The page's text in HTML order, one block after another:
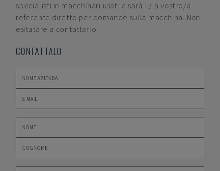
specialisti in macchinari usati e sarà il/la vostro/a
referente diretto per domande sulla macchina. Non
esitatare a contattarlo.
CONTATTALO